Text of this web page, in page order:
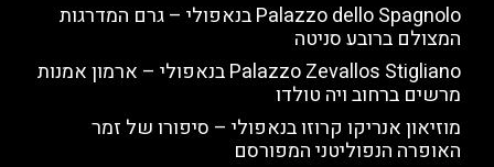
Palazzo dello Spagnolo בנאפולי – גרם המדרגות
המצולם ברובע סניטה
Palazzo Zevallos Stigliano בנאפולי – ארמון אמנות
מרשים ברחוב ויה טולדו
מוזיאון אנריקו קרוזו בנאפולי – סיפורו של זמר
האופרה הנפוליטני המפורסם